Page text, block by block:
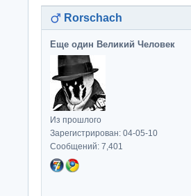
Rorschach
Еще один Великий Человек
Из прошлого
Зарегистрирован: 04-05-10
Сообщений: 7,401